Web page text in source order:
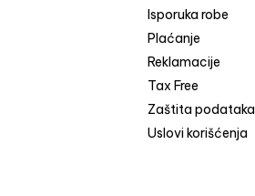
Isporuka robe
Plaćanje
Reklamacije
Tax Free
Zaštita podataka
Uslovi korišćenja